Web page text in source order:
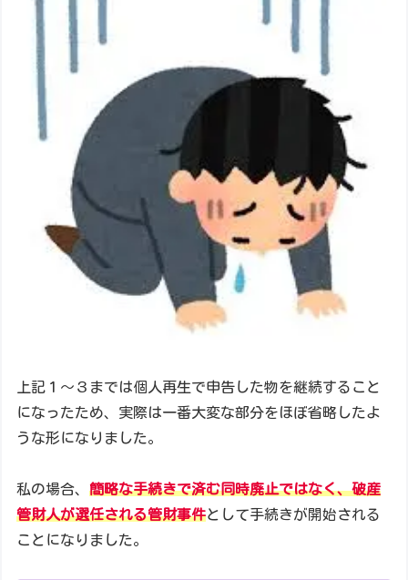
上記１～３までは個人再生で申告した物を継続すること
になったため、実際は一番大変な部分をほぼ省略したよ
うな形になりました。
私の場合、簡略な手続きで済む同時廃止ではなく、破産
管財人が選任される管財事件として手続きが開始される
ことになりました。